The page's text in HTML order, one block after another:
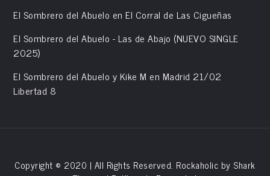
El Sombrero del Abuelo en El Corral de Las Cigueñas
El Sombrero del Abuelo - Las de Abajo (NUEVO SINGLE
2025)
El Sombrero del Abuelo y Kike M en Madrid 21/02
Libertad 8
Copyright © 2020 | All Rights Reserved. Rockaholic by Shark